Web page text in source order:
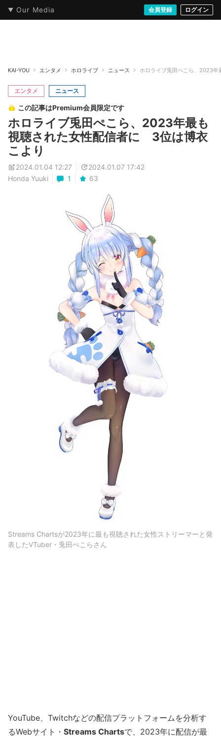
Our Media 会員登録 ログイン
本・文芸 情報化社会 音楽・映像 ゲームストリート
KAI-YOU エンタメ ホロライブ ニュース ホロライブ兎田ぺこら、2023
エンタメ ニュース
この記事はPremium会員限定です
ホロライブ兎田ぺこら、2023年最も
視聴された女性配信者に 3位は博衣
こより
2024.01.04 12:27
2024.01.07 17:42
Honda Yuuki
1 63
Streams Chartsが2023年に最も視聴された女性ストリーマーと発
表したVTuber・兎田ぺこらさん
YouTube、Twitchなどの配信プラットフォームを分析す
るWebサイト・ Streams Chartsで、2023年に配信が最